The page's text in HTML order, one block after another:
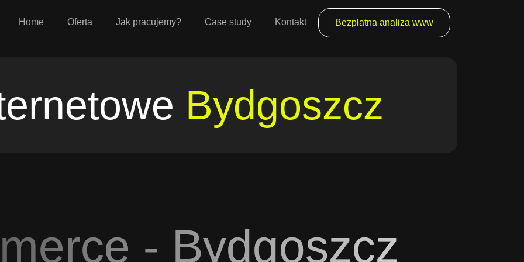
Home Oferta Jak pracujemy? Case study Kontakt Bezpłatna analiza www
Bydgoszcz
- Bydgoszcz